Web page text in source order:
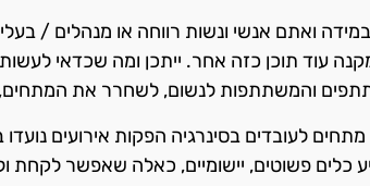
ואתם אנשי ונשות רווחה או מנהלים /
עוד תוכן כזה אחר. ייתכן ומה שכדאי
והמשתתפות לנשום, לשחרר את המתחים,
לעובדים בסינרגיה הפקות אירועים
כלים פשוטים, יישומיים, כאלה שאפשר לקחת